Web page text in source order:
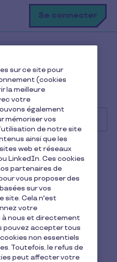
Se connecter
Chèques Cadeaux
des
?
février 2026
Cadeaux TirGroupé by
sur ce site pour
(cookies
la meilleure
votre
également
mémoriser vos
de notre site
ainsi que les
web et réseaux
LinkedIn. Ces cookies
partenaires de
vous proposer des
sur vos
site. Cela n'est
votre
nous et directement
pouvez accepter tous
non essentiels
Toutefois, le refus de
peut affecter votre